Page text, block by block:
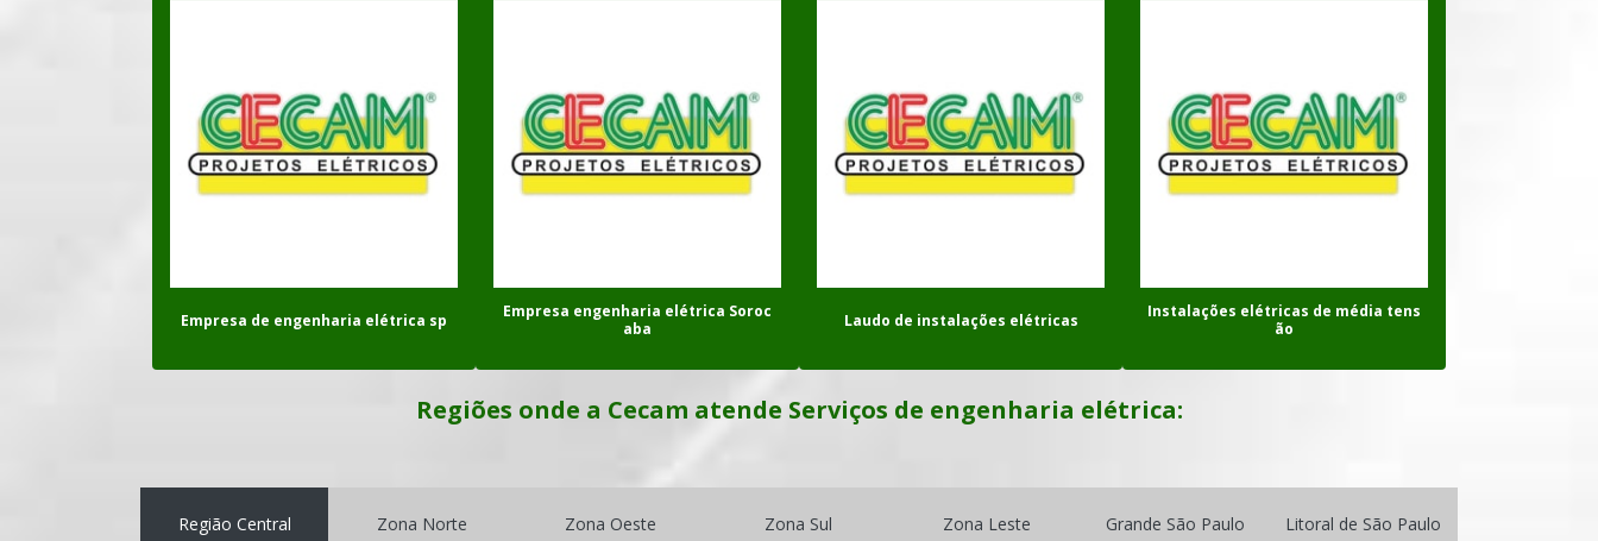
PROJETO DE CENTRO DE MEDIÇÃO
PROJETO DE ELETRIFICAÇÃO DE LOTE
PROJETO DE INSTALAÇÕES ELÉTRICAS
PROJETO DE SPDA
SERVIÇOS DE ENGENHARIA ELÉTRICA
Empresa de engenharia elétrica sp
Empresa engenharia elétrica Soroc
aba
Laudo de instalações elétricas
Instalações elétricas de média tens
ão
Regiões onde a Cecam atende Serviços de engenharia elétrica:
Região Central Zona Norte Zona Oeste Zona Sul Zona Leste Grande São Paulo Litoral de São Paulo